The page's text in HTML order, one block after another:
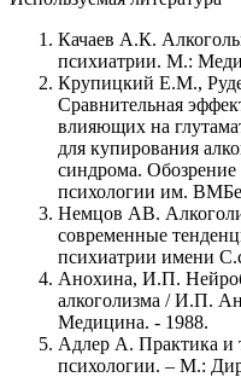
Качаев А.К.
психиатрии. М.:
Крупицкий Е.М.,
Сравнительная
влияющих на
для купирования
синдрома.
психологии им.
Немцов АВ.
современные
психиатрии имени
Анохина, И.П.
алкоголизма / И.П.
Медицина. - 1988.
Адлер А. Практика и
психологии. – М.: